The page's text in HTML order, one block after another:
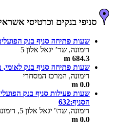
סניפי בנקים וכרטיסי
שעות פתיחה סניף בנק
דימונה, שד’ יגאל אלון 5
684.3 m
שעות פתיחה סניף בנק לאומי,
דימונה, המרכז המסחרי
0.0 m
שעות פעילות סניף בנק
הסניף:632
דימונה, שד\' יגאל אלון 5, דימונה 86000
0.0 m